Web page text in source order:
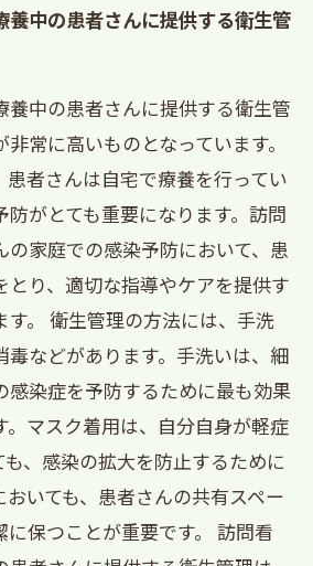
養中の患者さんに提供する衛生管
養中の患者さんに提供する衛生管
常に高いものとなっています。
者さんは自宅で療養を行ってい
防がとても重要になります。訪問
の家庭での感染予防において、患
とり、適切な指導やケアを提供す
す。 衛生管理の方法には、手洗
毒などがあります。手洗いは、細
感染症を予防するために最も効果
。マスク着用は、自分自身が軽症
、感染の拡大を防止するために
いても、患者さんの共有スペー
に保つことが重要です。 訪問看